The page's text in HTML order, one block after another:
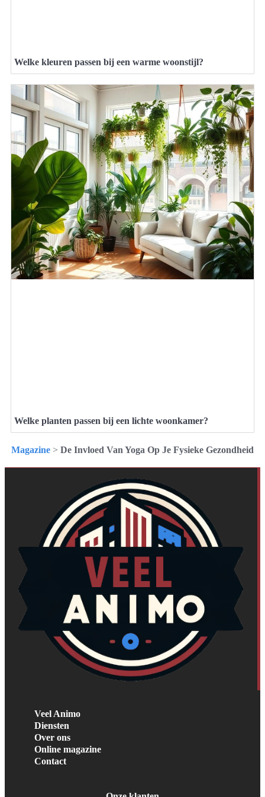
Welke kleuren passen bij een warme woonstijl?
Welke planten passen bij een lichte woonkamer?
Magazine > De Invloed Van Yoga Op Je Fysieke Gezondheid
Veel Animo
Diensten
Over ons
Online magazine
Contact